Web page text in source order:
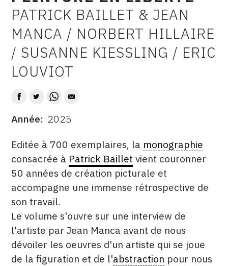
CONTACT
CGU
CGV
FACEBOOK
TWITTER
PINTEREST
AUTEUR
PATRICK BAILLET & JEAN
MANCA / NORBERT HILLAIRE
/ SUSANNE KIESSLING / ERIC
LOUVIOT
DATE
Année 2025
DESCRITPTION
Editée à 700 exemplaires, la monographie
consacrée à Patrick Baillet vient couronner
50 années de création picturale et
accompagne une immense rétrospective de
son travail.
Le volume s'ouvre sur une interview de
l'artiste par Jean Manca avant de nous
dévoiler les oeuvres d'un artiste qui se joue
de la figuration et de l'abstraction pour nous